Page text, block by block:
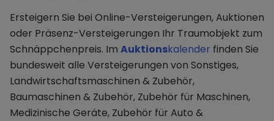
Ersteigern Sie bei Online-Versteigerungen, Auktionen
oder Präsenz-Versteigerungen Ihr Traumobjekt zum
Schnäppchenpreis. Im Auktionskalender finden Sie
bundesweit alle Versteigerungen von Sonstiges,
Landwirtschaftsmaschinen & Zubehör,
Baumaschinen & Zubehör, Zubehör für Maschinen,
Medizinische Geräte, Zubehör für Auto &